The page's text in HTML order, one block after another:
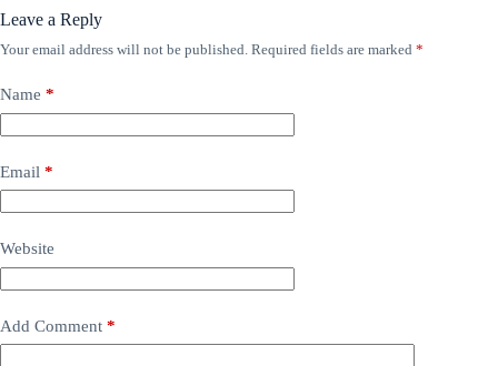
Leave a Reply
Your email address will not be published. Required fields are marked *
Name *
Email *
Website
Add Comment *